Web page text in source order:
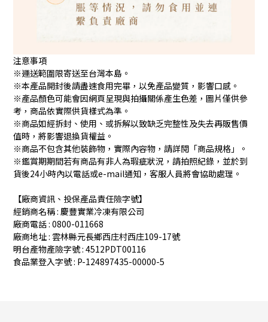
注意事項
※運送範圍限寄送至台灣本島。
※本產品開封後請盡速食用完畢，以免產品變質，影響口感。
※產品顏色可能會因網頁呈現與拍攝關係產生色差，圖片僅供參
考，商品依實際供貨樣式為準。
※商品如經拆封、使用、或拆解以致缺乏完整性及失去再販售價
值時，將影響退換貨權益。
※商品不包含其他裝飾物，實際內容物，請詳閱「商品規格」。
※鑑賞期期間若有商品有非人為瑕疵狀況，請拍照紀錄，並於到
貨後24小時內以電話或e-mail通知，客服人員將會協助處理。
【廠商資訊、投保產品責任險字號】
經銷商名稱 : 慶豐實業冷凍有限公司
廠商電話 : 0800-011668
廠商地址 : 雲林縣元長鄉西庄村西庄109-17號
明台產物產險字號 : 4512PDT00116
食品業登入字號 : P-124897435-00000-5